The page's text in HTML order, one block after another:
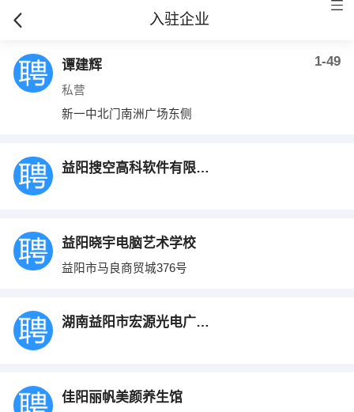
入驻企业
谭建辉 1-49
私营
新一中北门南洲广场东侧
益阳搜空高科软件有限公司
益阳晓宇电脑艺术学校
益阳市马良商贸城376号
湖南益阳市宏源光电广告制品厂
佳阳丽帆美颜养生馆